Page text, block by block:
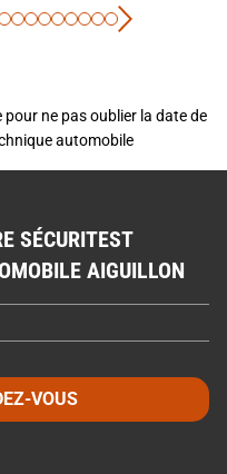
ne pas oublier la date de
automobile
SÉCURITEST
AIGUILLON
VOUS